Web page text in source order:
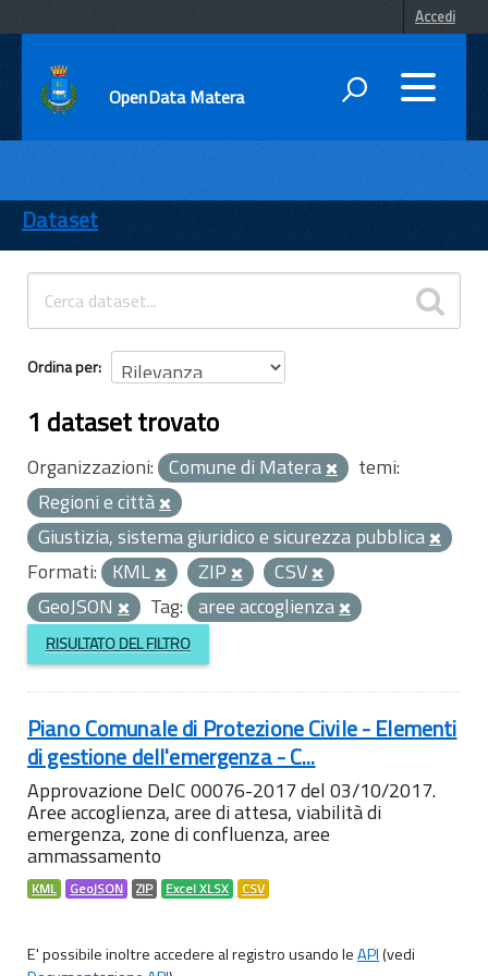
Accedi
OpenData Matera
ENTI
TEMI
INFORMAZIONI
Dataset
Ordina per
1 dataset trovato
Organizzazioni: Comune di Matera
temi:
Regioni e città
Giustizia, sistema giuridico e sicurezza pubblica
Formati: KML ZIP
CSV
GeoJSON
Tag: aree accoglienza
RISULTATO DEL FILTRO
Piano Comunale di Protezione Civile - Elementi
di gestione dell'emergenza - C...
Approvazione DelC 00076-2017 del 03/10/2017.
Aree accoglienza, aree di attesa, viabilità di
emergenza, zone di confluenza, aree
ammassamento
KML GeoJSON ZIP Excel XLSX CSV
E' possibile inoltre accedere al registro usando leAPI(vedi